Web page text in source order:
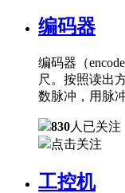
编码器
编码器（
尺。按照读出
数脉冲，用脉
830人已关注
点击关注
工控机